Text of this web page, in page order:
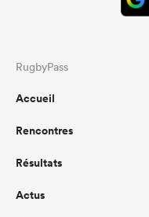
RugbyPass
Accueil
Rencontres
Résultats
Actus